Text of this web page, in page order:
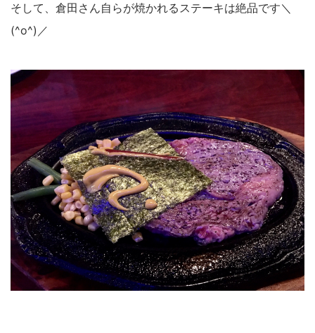
そして、倉田さん自らが焼かれるステーキは絶品です＼
(^o^)／